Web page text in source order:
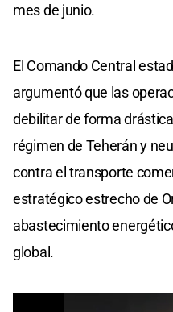
mes de junio.
El Comando Central
argumentó que las
debilitar de forma
régimen de Teherán y
contra el transporte
estratégico estrecho de
abastecimiento
global.